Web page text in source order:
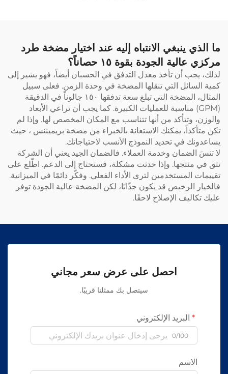
ما الذي ينبغي الانتباه إليه عند اختيار مضخة طرد
مركزي عالية الجودة بقوة ١٥ حصاناً؟
لذلك، يجب أن تأخذ معدل التدفق في الحسبان أيضاً، فهو يشير إلى
كمية السائل التي تنقلها المضخة في وحدة الزمن. فعلى سبيل
المثال، المضخة التي تبلغ سعة تدفقها ١٥٠ جالوناً في الدقيقة
(GPM) مناسبة للعمليات الكبيرة. كما يجب أن تراعي الأبعاد
والوزن، وتتأكد من أنها تتناسب مع المكان المخصص لها. وإذا لم
تكن متأكداً، يمكنك الاستعانة بالخبراء من مضخة بريميننس ، حيث
يساعدونك في تحديد النموذج الأنسب لاحتياجاتك.
لا تنسَ الضمان وخدمة العملاء. فالضمان الجيد يعني أن الشركة
تثق في منتجها. وإذا حدثت مشكلة، فستحتاج إلى الدعم. اطّلع على
تقييمات المستخدمين لترى الأداء الفعلي. وفكّر دائمًا في الميزانية.
فالخيار الرخيص قد يكون جذّابًا، لكن المضخة عالية الجودة توفر
عليك تكاليف الإصلاح لاحقًا.
احصل على عرض سعر مجاني
سيتصل بك ممثلنا قريبًا.
البريد الإلكتروني
0/100
الاسم